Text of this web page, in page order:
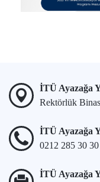
İTÜ Ayazağa
Rektörlük
İTÜ Ayazağa
0212 285 30
İTÜ Ayazağa